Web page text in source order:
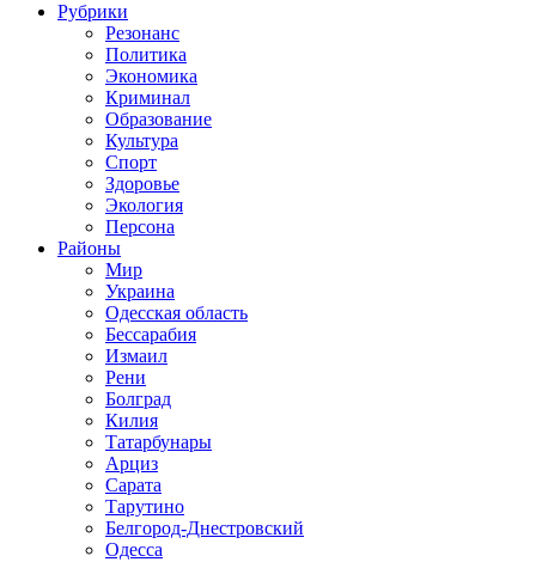
Рубрики
Резонанс
Политика
Экономика
Криминал
Образование
Культура
Спорт
Здоровье
Экология
Персона
Районы
Мир
Украина
Одесская область
Бессарабия
Измаил
Рени
Болград
Килия
Татарбунары
Арциз
Сарата
Тарутино
Белгород-Днестровский
Одесса